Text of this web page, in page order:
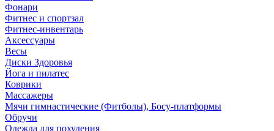
Фонари
Фитнес и спортзал
Фитнес-инвентарь
Аксессуары
Весы
Диски Здоровья
Йога и пилатес
Коврики
Массажеры
Мячи гимнастические (Фитболы), Босу-платформы
Обручи
Одежда для похудения